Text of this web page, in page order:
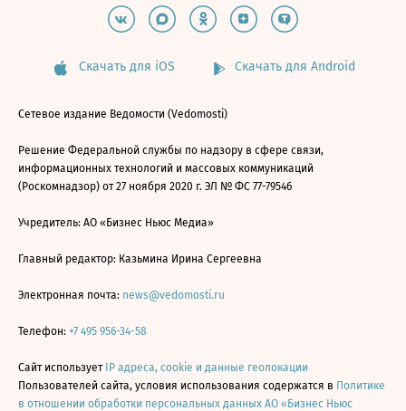
Скачать для iOS Скачать для Android
Сетевое издание Ведомости (Vedomosti)
Решение Федеральной службы по надзору в сфере связи,
информационных технологий и массовых коммуникаций
(Роскомнадзор) от 27 ноября 2020 г. ЭЛ № ФС 77-79546
Учредитель: АО «Бизнес Ньюс Медиа»
Главный редактор: Казьмина Ирина Сергеевна
Электронная почта: news@vedomosti.ru
Телефон: +7 495 956-34-58
Сайт использует IP адреса, cookie и данные геолокации
Пользователей сайта, условия использования содержатся в Политике
в отношении обработки персональных данных АО «Бизнес Ньюс